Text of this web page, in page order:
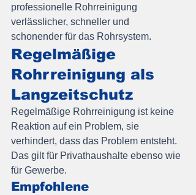
professionelle Rohrreinigung
verlässlicher, schneller und
schonender für das Rohrsystem.
Regelmäßige
Rohrreinigung als
Langzeitschutz
Regelmäßige Rohrreinigung ist keine
Reaktion auf ein Problem, sie
verhindert, dass das Problem entsteht.
Das gilt für Privathaushalte ebenso wie
für Gewerbe.
Empfohlene